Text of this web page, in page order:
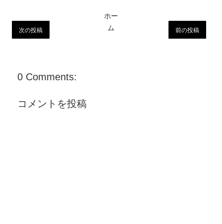
次の投稿 前の投稿
ホー
ム
0 Comments:
コメントを投稿